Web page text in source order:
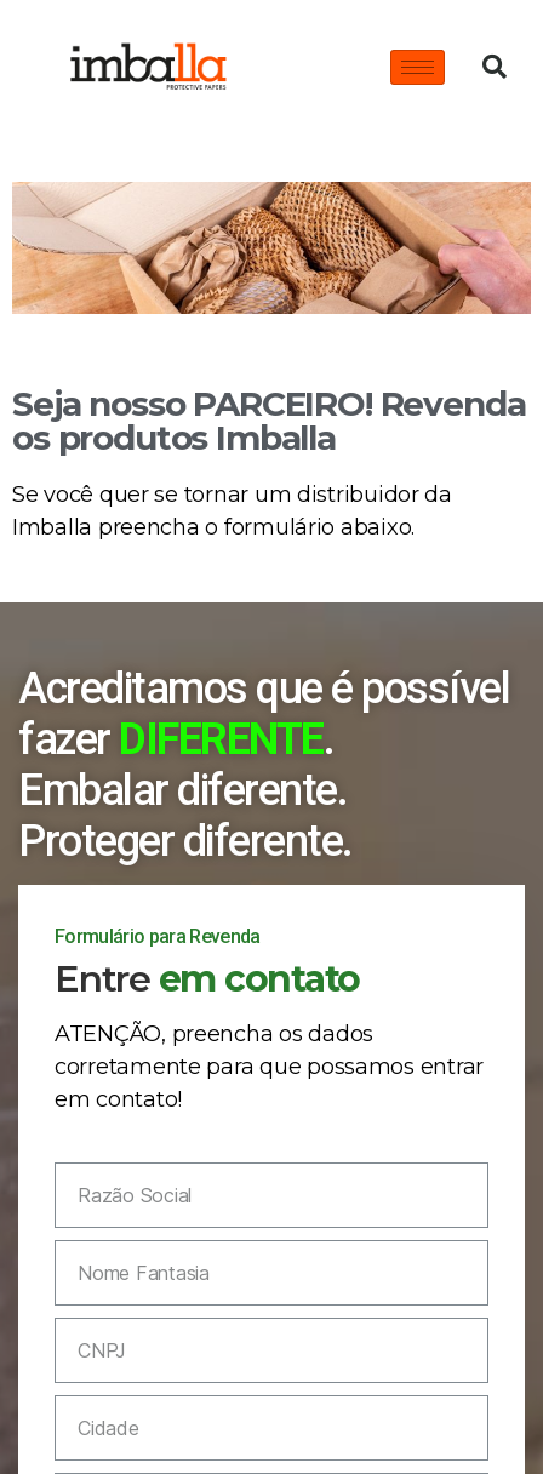
Seja nosso PARCEIRO! Revenda
os produtos Imballa
Se você quer se tornar um distribuidor da
Imballa preencha o formulário abaixo.
Acreditamos que é possível
fazer DIFERENTE.
Embalar diferente.
Proteger diferente.
Formulário para Revenda
Entre em contato
ATENÇÃO, preencha os dados
corretamente para que possamos entrar
em contato!